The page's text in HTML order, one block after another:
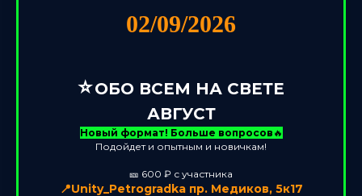
02/09/2026
⭐️ОБО ВСЕМ НА СВЕТЕ
АВГУСТ
Новый формат! Больше вопросов 🔥
Подойдет и опытным и новичкам!
🎫 600 ₽ с участника
📍Unity_Petrogradka пр. Медиков, 5к17